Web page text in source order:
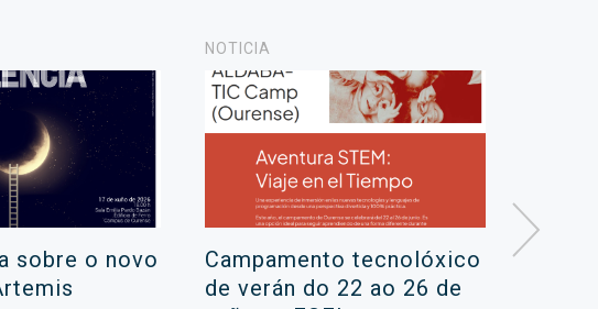
sobre o novo
NOTICIA
Campamento tecnolóxico
de verán do 22 ao 26 de